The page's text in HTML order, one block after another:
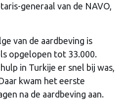
generaal van de NAVO,
van de aardbeving is
opgelopen tot 33.000.
in Turkije er snel bij was,
kwam het eerste
na de aardbeving aan.